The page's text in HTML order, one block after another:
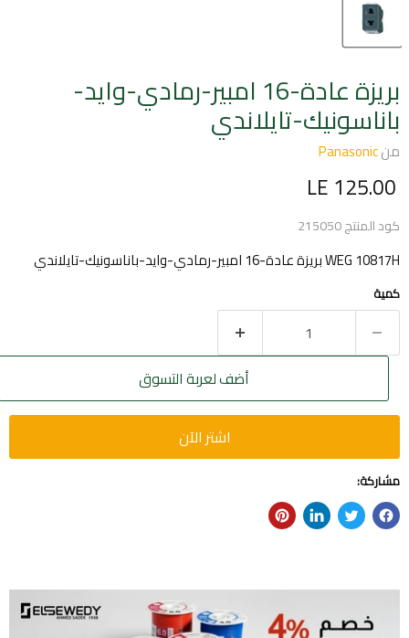
بريزة عادة-16 امبير-رمادي-وايد-
باناسونيك-تايلاندي
منPanasonic
السعر الحالي
LE 125.00
كود المنتج215050
WEG 10817H بريزة عادة-16 امبير-رمادي-وايد-باناسونيك-تايلاندي
كمية
أضف لعربة التسوق
اشتر الآن
مشاركة: